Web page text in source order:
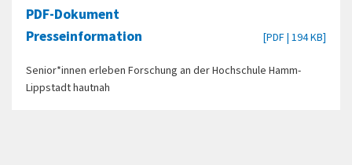
PDF-Dokument
Presseinformation
[PDF | 194 KB]
Senior*innen erleben Forschung an der Hochschule Hamm-
Lippstadt hautnah